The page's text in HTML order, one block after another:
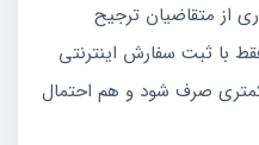
از متقاضیان ترجیح
با ثبت سفارش اینترنتی
کمتری صرف شود و هم احتمال